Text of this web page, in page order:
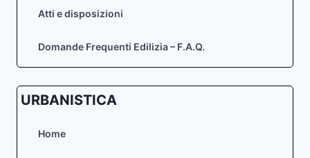
Atti e disposizioni
Domande Frequenti Edilizia – F.A.Q.
URBANISTICA
Home